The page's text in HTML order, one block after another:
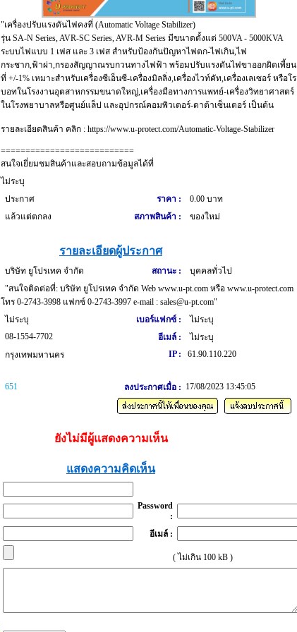
"เครื่องปรับแรงดันไฟคงที่ (Automatic Voltage Stabilizer)
รุ่น SA-N Series, AVR-SC Series, AVR-M Series มีขนาดตั้งแต่ 500VA - 5000KVA
ระบบไฟแบบ 1 เฟส และ 3 เฟส สำหรับป้องกันปัญหาไฟตก-ไฟเกิน,ไฟ
กระชาก,ฟ้าผ่า,กรองสัญญาณรบกวนทางไฟฟ้า พร้อมปรับแรงดันไฟขาออกผิดเพี้ยน
ที่ +/-1% เหมาะสำหรับเครื่องซีเอ็นซี-เครื่องมิลลิ่ง,เครื่องไวท์คัท,เครื่องเลเซอร์ หรือโร
บอทในโรงงานอุตสาหกรรมขนาดใหญ่,เครื่องมือทางการแพทย์-เครื่องวิทยาศาสตร์
ในโรงพยาบาลหรือศูนย์แล็ป และอุปกรณ์คอมพิวเตอร์-ดาต้าเซ็นเตอร์ เป็นต้น
รายละเอียดสินค้า คลิก : https://www.u-protect.com/Automatic-Voltage-Stabilizer
===========================
สนใจเยี่ยมชมสินค้าและสอบถามข้อมูลได้ที่
ไม่ระบุ
ประกาศ ราคา :
0.00 บาท
แล้วแต่ตกลง สภาพสินค้า : ของใหม่
รายละเอียดผู้ประกาศ
บริษัท ยูโปรเทค จำกัด สถานะ : บุคคลทั่วไป
"สนใจติดต่อที่: บริษัท ยูโปรเทค จำกัด Web www.u-pt.com หรือ www.u-protect.com
โทร 0-2743-3998 แฟกซ์ 0-2743-3997 e-mail : sales@u-pt.com"
ไม่ระบุ เบอร์แฟกซ์ :
ไม่ระบุ
08-1554-7702 อีเมล์ :
ไม่ระบุ
กรุงเทพมหานคร IP : 61.90.110.220
651 ลงประกาศเมื่อ : 17/08/2023 13:45:05
ยังไม่มีผู้แสดงความเห็น
แสดงความคิดเห็น
Password
:
อีเมล์ :
( ไม่เกิน 100 kB )